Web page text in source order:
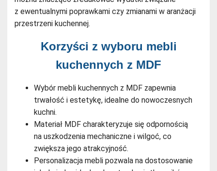
z ewentualnymi poprawkami czy zmianami w aranżacji
przestrzeni kuchennej.
Korzyści z wyboru mebli
kuchennych z MDF
Wybór mebli kuchennych z MDF zapewnia
trwałość i estetykę, idealne do nowoczesnych
kuchni.
Materiał MDF charakteryzuje się odpornością
na uszkodzenia mechaniczne i wilgoć, co
zwiększa jego atrakcyjność.
Personalizacja mebli pozwala na dostosowanie